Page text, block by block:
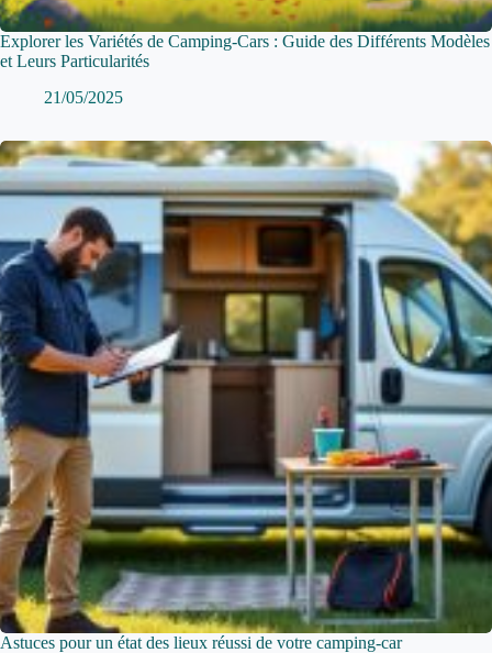
Explorer les Variétés de Camping-Cars : Guide des Différents Modèles
et Leurs Particularités
21/05/2025
Astuces pour un état des lieux réussi de votre camping-car